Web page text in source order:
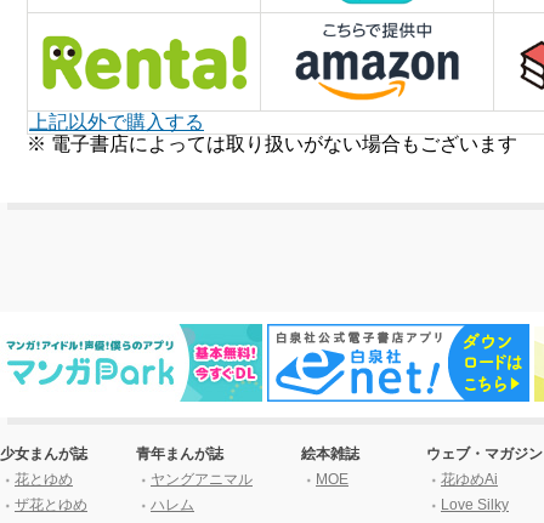
上記以外で購入する
※ 電子書店によっては取り扱いがない場合もございます
少女まんが誌
花とゆめ
ザ花とゆめ
青年まんが誌
ヤングアニマル
ハレム
絵本雑誌
MOE
ウェブ・マガジン
花ゆめAi
Love Silky